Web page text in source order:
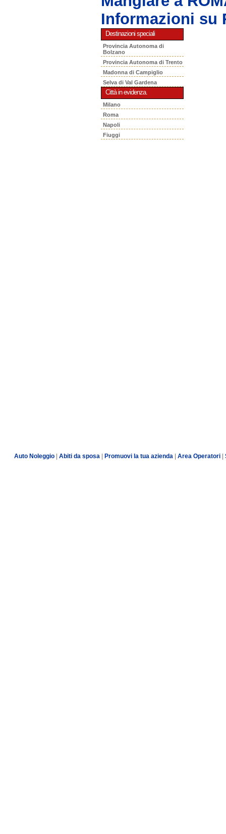
Informazioni su
Destinazioni speciali
Provincia Autonoma di
Bolzano
Provincia Autonoma di Trento
Madonna di Campiglio
Selva di Val Gardena
Città in evidenza.
Milano
Roma
Napoli
Fiuggi
Auto Noleggio Abiti da sposa Promuovi la tua azienda Area Operatori